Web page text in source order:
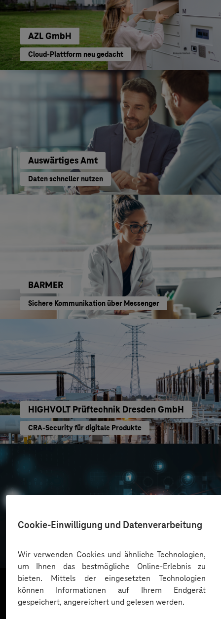
Cookie-Einwilligung und Datenverarbeitung
Wir verwenden Cookies und ähnliche Technologien,
um Ihnen das bestmögliche Online-Erlebnis zu
bieten. Mittels der eingesetzten Technologien
können Informationen auf Ihrem Endgerät
gespeichert, angereichert und gelesen werden.
AZL GmbH
Cloud-Plattform neu gedacht
Auswärtiges Amt
Daten schneller nutzen
BARMER
Sichere Kommunikation über Messenger
HIGHVOLT Prüftechnik Dresden GmbH
CRA-Security für digitale Produkte
Sichere Cloud Transformation
Mehr laden